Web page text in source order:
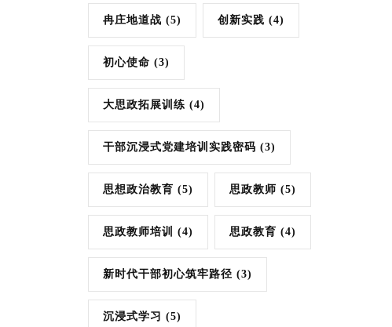
冉庄地道战 (5) 创新实践 (4)
初心使命 (3)
大思政拓展训练 (4)
干部沉浸式党建培训实践密码 (3)
思想政治教育 (5) 思政教师 (5)
思政教师培训 (4) 思政教育 (4)
新时代干部初心筑牢路径 (3)
沉浸式学习 (5)